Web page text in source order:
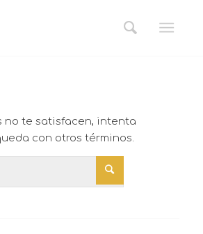
no te satisfacen, intenta
con otros términos.